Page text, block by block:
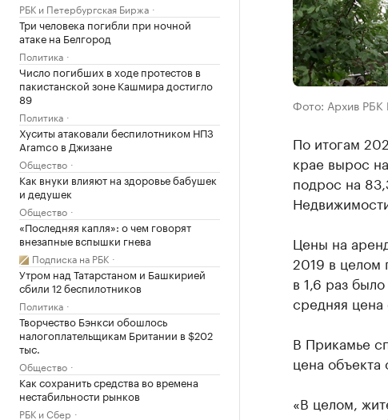
РБК и Петербургская Биржа
Три человека погибли при ночной
атаке на Белгород
Политика
Число погибших в ходе протестов в
пакистанской зоне Кашмира достигло
89
Политика
Хуситы атаковали беспилотником НПЗ
Aramco в Джизане
Общество
Как внуки влияют на здоровье бабушек
и дедушек
Общество
«Последняя капля»: о чем говорят
внезапные вспышки гнева
Подписка на РБК
Утром над Татарстаном и Башкирией
сбили 12 беспилотников
Политика
Творчество Бэнкси обошлось
налогоплательщикам Британии в $202
тыс.
Общество
Как сохранить средства во времена
нестабильности рынков
РБК и Сбер
Фото: Архив РБК
По итогам
крае вырос
подрос на
Цены на
2019 в целом
в 1,6 раз
средняя цена
В Прикамье
цена объекта
«В целом,